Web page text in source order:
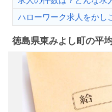
ハローワーク求人をかし
徳島県東みよし町の平